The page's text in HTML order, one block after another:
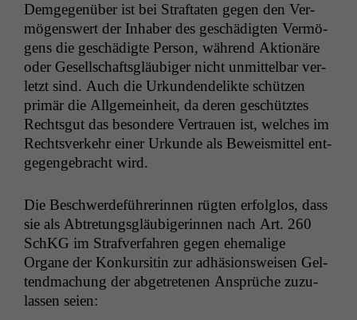
Demge­genüber ist bei Straftat­en gegen den Ver­
mö­genswert der Inhab­er des geschädigten Ver­mö­
gens die geschädigte Per­son, während Aktionäre
oder Gesellschafts­gläu­biger nicht unmit­tel­bar ver­
let­zt sind. Auch die Urkun­den­de­lik­te schützen
primär die All­ge­mein­heit, da deren geschütztes
Rechtsgut das beson­dere Ver­trauen ist, welch­es im
Rechtsverkehr ein­er Urkunde als Beweis­mit­tel ent­
ge­genge­bracht wird.
Die Beschw­erde­führerin­nen rügten erfol­g­los, dass
sie als Abtre­tungs­gläu­bigerin­nen nach Art. 260
SchKG im Strafver­fahren gegen ehe­ma­lige
Organe der Konkur­sitin zur adhä­sion­sweisen Gel­
tend­machung der abge­trete­nen Ansprüche zuzu­
lassen seien: